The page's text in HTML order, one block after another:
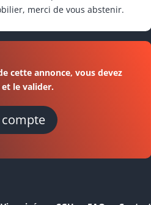
merci de vous abstenir.
cette annonce, vous devez
le valider.